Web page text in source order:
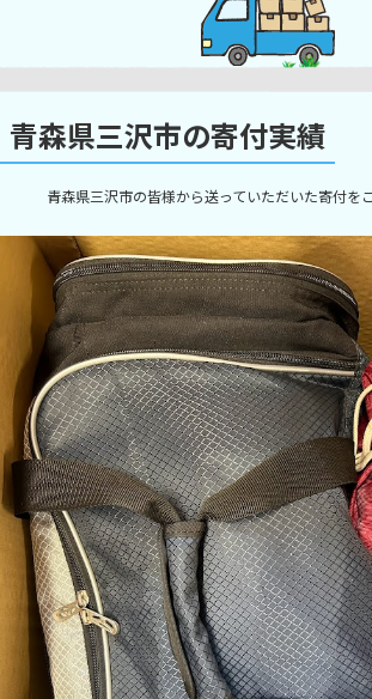
青森県三沢市の寄付実績
青森県三沢市の皆様から送っていただいた寄付を